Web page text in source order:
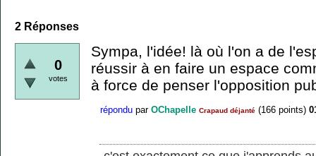
2 Réponses
0
votes
Sympa, l'idée! là où l'on a de
réussir à en faire un espace
à force de penser l'opposition
répondu par OChapelle Crapaud déjanté (166 points)